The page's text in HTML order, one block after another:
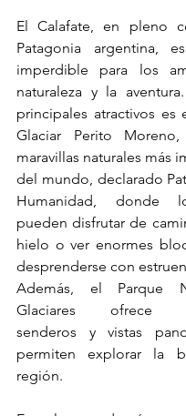
El Calafate, en pleno
Patagonia argentina,
imperdible para los
naturaleza y la
principales atractivos es
Glaciar Perito
maravillas naturales más
del mundo, declarado
Humanidad, donde
pueden disfrutar de
hielo o ver enormes
desprenderse con
Además, el Parque
Glaciares ofrece
senderos y vistas
permiten explorar la
región.